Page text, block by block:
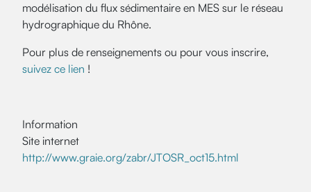
modélisation du flux sédimentaire en MES sur le réseau
hydrographique du Rhône.
Pour plus de renseignements ou pour vous inscrire,
suivez ce lien !
Information
Site internet
http://www.graie.org/zabr/JTOSR_oct15.html